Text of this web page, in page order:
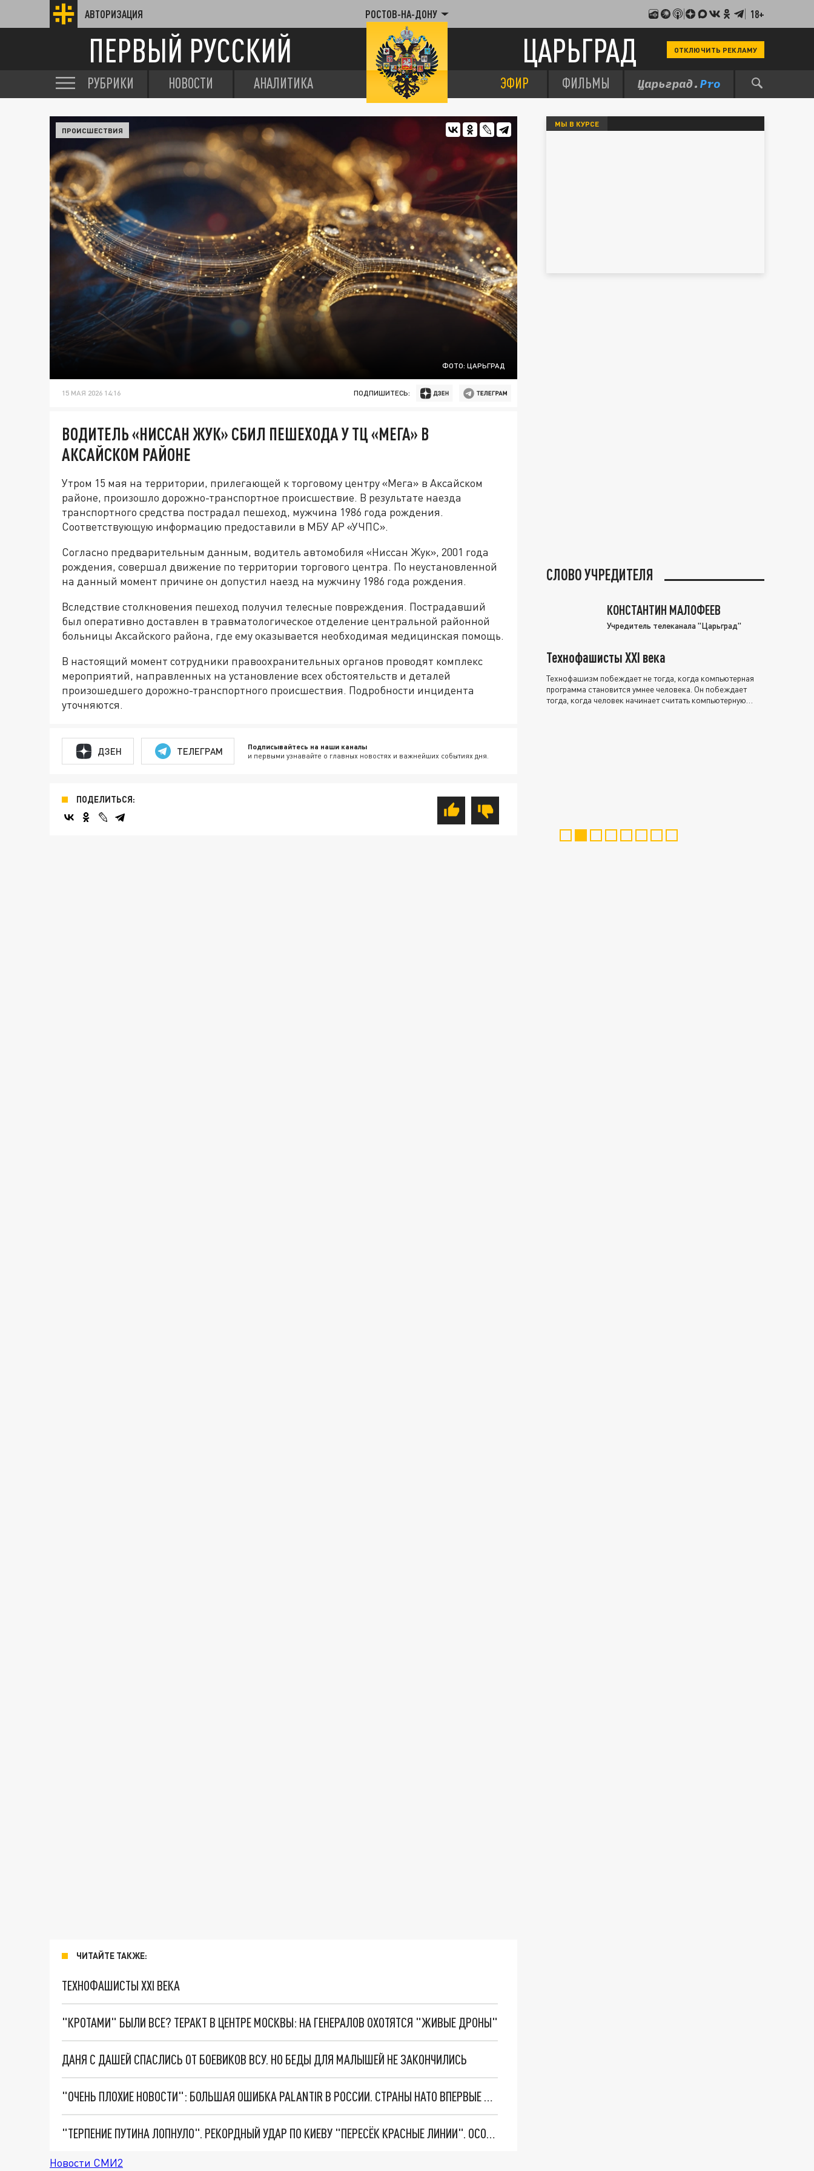
АВТОРИЗАЦИЯ РОСТОВ-НА-ДОНУ 18+
ПЕРВЫЙ РУССКИЙ ЦАРЬГРАД ОТКЛЮЧИТЬ РЕКЛАМУ
РУБРИКИ НОВОСТИ АНАЛИТИКА ЭФИР ФИЛЬМЫ
ФОТО: ЦАРЬГРАД
ПРОИСШЕСТВИЯ
15 МАЯ 2026 14:16 ПОДПИШИТЕСЬ:
ВОДИТЕЛЬ «НИССАН ЖУК» СБИЛ ПЕШЕХОДА У ТЦ «МЕГА» В
АКСАЙСКОМ РАЙОНЕ
Утром 15 мая на территории, прилегающей к торговому центру «Мега» в Аксайском
районе, произошло дорожно-транспортное происшествие. В результате наезда
транспортного средства пострадал пешеход, мужчина 1986 года рождения.
Соответствующую информацию предоставили в МБУ АР «УЧПС».
Согласно предварительным данным, водитель автомобиля «Ниссан Жук», 2001 года
рождения, совершал движение по территории торгового центра. По неустановленной
на данный момент причине он допустил наезд на мужчину 1986 года рождения.
Вследствие столкновения пешеход получил телесные повреждения. Пострадавший
был оперативно доставлен в травматологическое отделение центральной районной
больницы Аксайского района, где ему оказывается необходимая медицинская помощь.
В настоящий момент сотрудники правоохранительных органов проводят комплекс
мероприятий, направленных на установление всех обстоятельств и деталей
произошедшего дорожно-транспортного происшествия. Подробности инцидента
уточняются.
ДЗЕН ТЕЛЕГРАМ Подписывайтесь на наши каналы
и первыми узнавайте о главных новостях и важнейших событиях дня.
ПОДЕЛИТЬСЯ:
ЧИТАЙТЕ ТАКЖЕ:
ТЕХНОФАШИСТЫ XXI ВЕКА
"КРОТАМИ" БЫЛИ ВСЕ? ТЕРАКТ В ЦЕНТРЕ МОСКВЫ: НА ГЕНЕРАЛОВ ОХОТЯТСЯ "ЖИВЫЕ ДРОНЫ"
ДАНЯ С ДАШЕЙ СПАСЛИСЬ ОТ БОЕВИКОВ ВСУ. НО БЕДЫ ДЛЯ МАЛЫШЕЙ НЕ ЗАКОНЧИЛИСЬ
"ОЧЕНЬ ПЛОХИЕ НОВОСТИ": БОЛЬШАЯ ОШИБКА PALANTIR В РОССИИ. СТРАНЫ НАТО ВПЕРВЫЕ ЗА СВО ОСТАНОВИЛИ ПОСТАВКИ ОРУЖИЯ. ВСУ ТЕРЯЮТ ПРИГРАНИЧЬЕ?
"ТЕРПЕНИЕ ПУТИНА ЛОПНУЛО". РЕКОРДНЫЙ УДАР ПО КИЕВУ "ПЕРЕСЁК КРАСНЫЕ ЛИНИИ". ОСОБЫЕ СПЕЦЫ КНДР НА ЛБС? ТАЙНЫЕ ПЕРЕГОВОРЫ ЕВРОПЫ И МОСКВЫ
Новости СМИ2
МЫ В КУРСЕ
СЛОВО УЧРЕДИТЕЛЯ
КОНСТАНТИН МАЛОФЕЕВ
Учредитель телеканала "Царьград"
Технофашисты XXI века
Технофашизм побеждает не тогда, когда компьютерная
программа становится умнее человека. Он побеждает
тогда, когда человек начинает считать компьютерную